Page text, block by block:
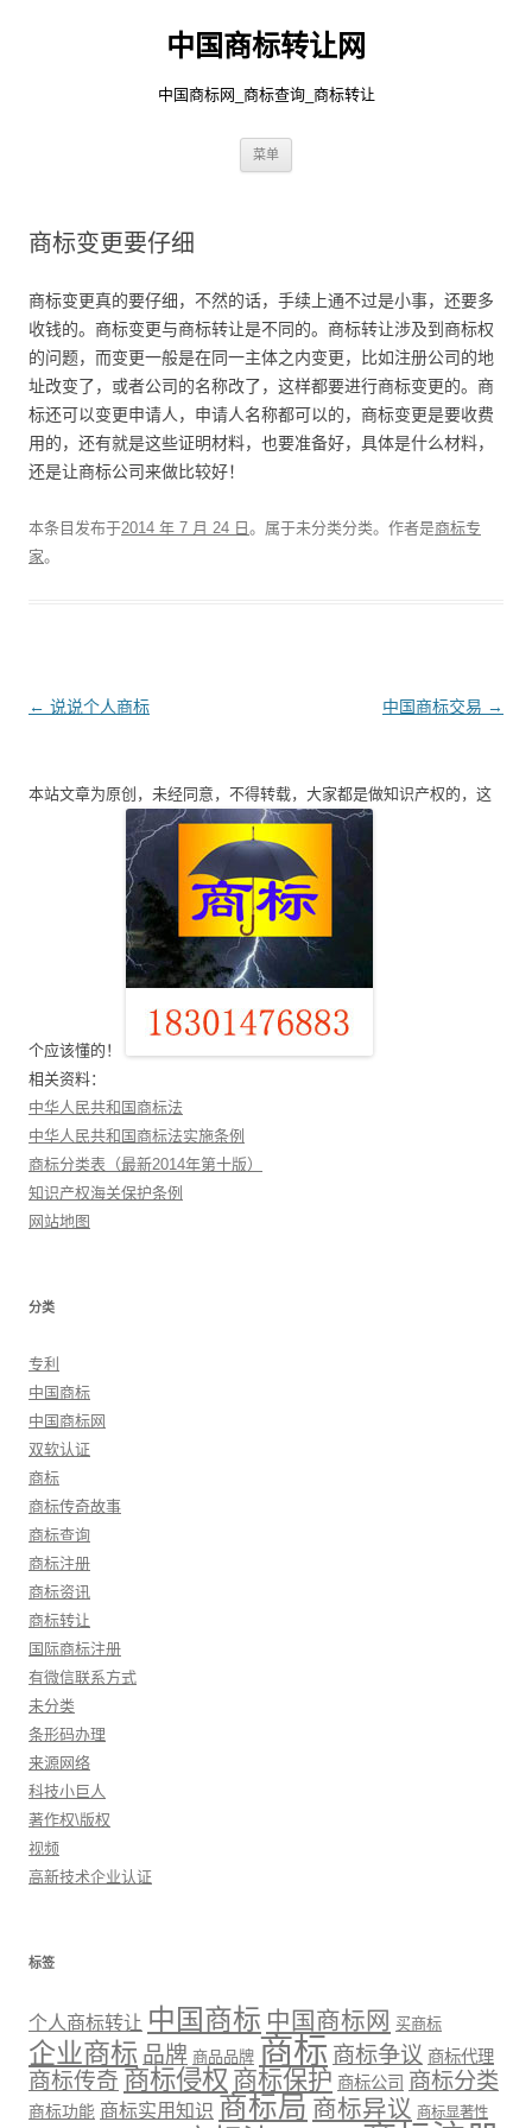
中国商标转让网
中国商标网_商标查询_商标转让
菜单
商标变更要仔细
商标变更真的要仔细，不然的话，手续上通不过是小事，还要多
收钱的。商标变更与商标转让是不同的。商标转让涉及到商标权
的问题，而变更一般是在同一主体之内变更，比如注册公司的地
址改变了，或者公司的名称改了，这样都要进行商标变更的。商
标还可以变更申请人，申请人名称都可以的，商标变更是要收费
用的，还有就是这些证明材料，也要准备好，具体是什么材料，
还是让商标公司来做比较好！
本条目发布于2014 年 7 月 24 日 。属于未分类分类。 作者是商标专
家。
文
航
← 说说个人商标 中国商标交易 →
本站文章为原创，未经同意，不得转载，大家都是做知识产权的，这
个应该懂的！
相关资料：
中华人民共和国商标法
中华人民共和国商标法实施条例
商标分类表（最新2014年第十版）
知识产权海关保护条例
网站地图
分类
专利
中国商标
中国商标网
双软认证
商标
商标传奇故事
商标查询
商标注册
商标资讯
商标转让
国际商标注册
有微信联系方式
未分类
条形码办理
来源网络
科技小巨人
著作权\版权
视频
高新技术企业认证
标签
个人商标转让 中国商标 中国商标网 买商标
企业商标 品牌 商品品牌 商标 商标争议 商标代理
商标传奇 商标侵权 商标保护 商标公司 商标分类
商标功能 商标实用知识 商标局 商标异议 商标显著性